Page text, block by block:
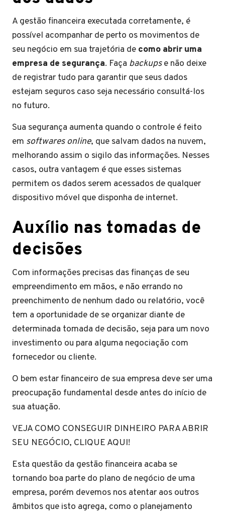
A gestão financeira executada corretamente, é
possível acompanhar de perto os movimentos de
seu negócio em sua trajetória de como abrir uma
empresa de segurança. Faça backupse não deixe
de registrar tudo para garantir que seus dados
estejam seguros caso seja necessário consultá-los
no futuro.
Sua segurança aumenta quando o controle é feito
em softwares online, que salvam dados na nuvem,
melhorando assim o sigilo das informações. Nesses
casos, outra vantagem é que esses sistemas
permitem os dados serem acessados de qualquer
dispositivo móvel que disponha de internet.
Auxílio nas tomadas de
decisões
Com informações precisas das finanças de seu
empreendimento em mãos, e não errando no
preenchimento de nenhum dado ou relatório, você
tem a oportunidade de se organizar diante de
determinada tomada de decisão, seja para um novo
investimento ou para alguma negociação com
fornecedor ou cliente.
O bem estar financeiro de sua empresa deve ser uma
preocupação fundamental desde antes do início de
sua atuação.
VEJA COMO CONSEGUIR DINHEIRO PARA ABRIR
SEU NEGÓCIO, CLIQUE AQUI!
Esta questão da gestão financeira acaba se
tornando boa parte do plano de negócio de uma
empresa, porém devemos nos atentar aos outros
âmbitos que isto agrega, como o planejamento